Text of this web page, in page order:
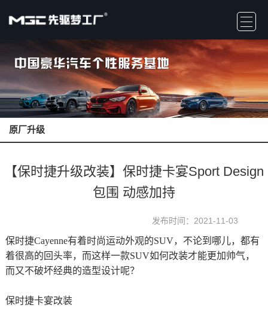
原厂升级
【保时捷升级改装】保时捷卡宴Sport Design
包围 动感加持
发布时间：2021-11-03
保时捷Cayenne有着时尚运动外观的SUV，不论到哪儿，都有
着很高的回头率，而这样一款SUV如何改装才能更加帅气，
而又不破坏经典的造型设计呢？
保时捷卡宴改装